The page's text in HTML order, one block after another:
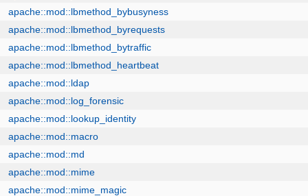
apache::mod::lbmethod_bybusyness
apache::mod::lbmethod_byrequests
apache::mod::lbmethod_bytraffic
apache::mod::lbmethod_heartbeat
apache::mod::ldap
apache::mod::log_forensic
apache::mod::lookup_identity
apache::mod::macro
apache::mod::md
apache::mod::mime
apache::mod::mime_magic